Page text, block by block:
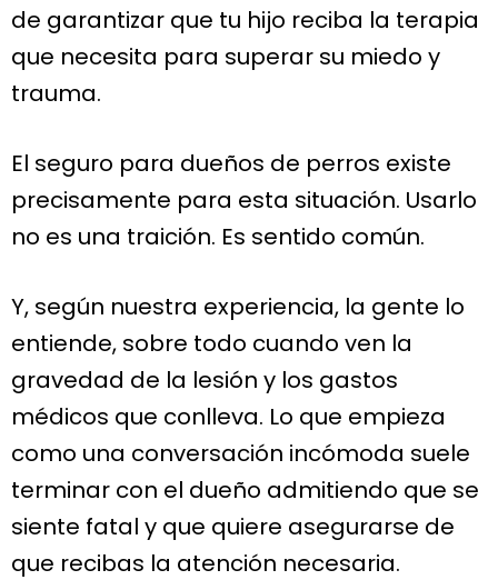
de garantizar que tu hijo reciba la terapia
que necesita para superar su miedo y
trauma.
El seguro para dueños de perros existe
precisamente para esta situación. Usarlo
no es una traición. Es sentido común.
Y, según nuestra experiencia, la gente lo
entiende, sobre todo cuando ven la
gravedad de la lesión y los gastos
médicos que conlleva. Lo que empieza
como una conversación incómoda suele
terminar con el dueño admitiendo que se
siente fatal y que quiere asegurarse de
que recibas la atención necesaria.